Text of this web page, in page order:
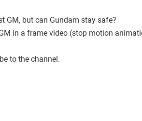
GM, but can Gundam stay safe?
in a frame video (stop motion
to the channel.